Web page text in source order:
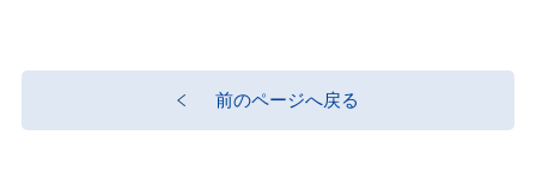
前のページへ戻る